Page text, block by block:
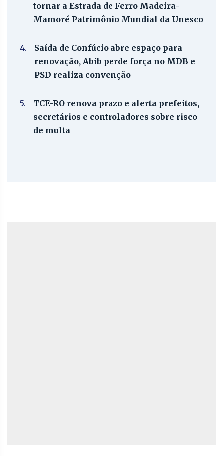
tornar a Estrada de Ferro Madeira-
Mamoré Patrimônio Mundial da Unesco
4.
Saída de Confúcio abre espaço para
renovação, Abib perde força no MDB e
PSD realiza convenção
5.
TCE-RO renova prazo e alerta prefeitos,
secretários e controladores sobre risco
de multa